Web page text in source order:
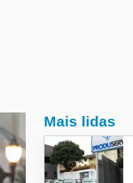
Mais lidas